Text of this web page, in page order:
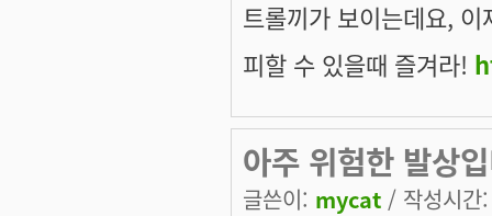
트롤끼가 보이는데요,
피할 수 있을때 즐겨라!
아주 위험한 발상
글쓴이: mycat / 작성시